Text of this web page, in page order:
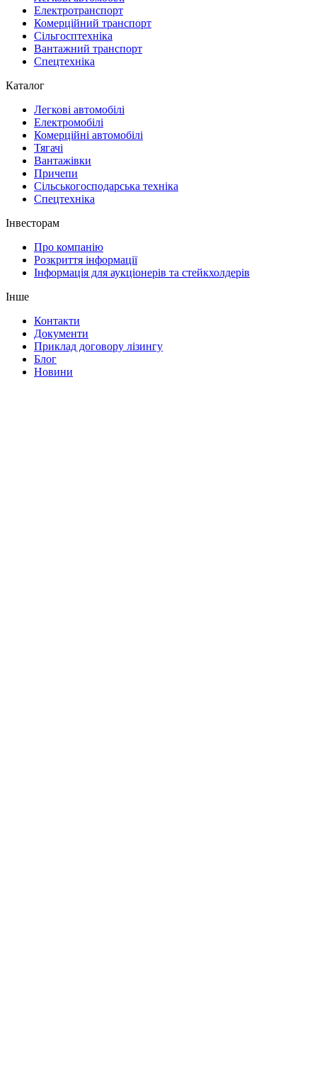
Електротранспорт
Комерційний транспорт
Сільгосптехніка
Вантажний транспорт
Спецтехніка
Каталог
Легкові автомобілі
Електромобілі
Комерційні автомобілі
Тягачі
Вантажівки
Причепи
Сільськогосподарська техніка
Спецтехніка
Інвесторам
Про компанію
Розкриття інформації
Інформація для аукціонерів та стейкхолдерів
Інше
Контакти
Документи
Приклад договору лізингу
Блог
Новини